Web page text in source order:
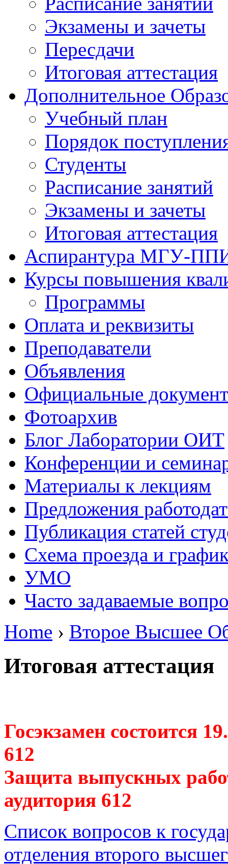
Экзамены и зачеты
Пересдачи
Итоговая аттестация
Дополнительное
Учебный план
Порядок
Студенты
Расписание занятий
Экзамены и зачеты
Итоговая аттестация
Аспирантура МГУ-
Курсы повышения
Программы
Оплата и реквизиты
Преподаватели
Объявления
Официальные
Фотоархив
Блог Лаборатории ОИТ
Конференции и
Материалы к лекциям
Предложения
Публикация статей
Схема проезда и
УМО
Часто задаваемые
Home › Второе Высшее
Итоговая аттестация
Госэкзамен состоится
612
Защита выпускных
аудитория 612
Список вопросов к
отделения второго